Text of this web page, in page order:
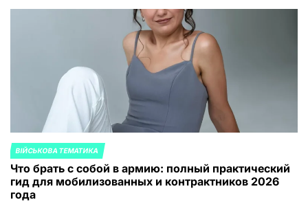
ОПУБЛИКОВАНО
В
ВІЙСЬКОВА ТЕМАТИКА
Что брать с собой в армию: полный практический
гид для мобилизованных и контрактников 2026
года